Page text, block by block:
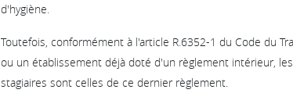
d'hygiène.
Toutefois, conformément à l'article R.6352-1 du Code du
ou un établissement déjà doté d'un règlement intérieur,
stagiaires sont celles de ce dernier règlement.